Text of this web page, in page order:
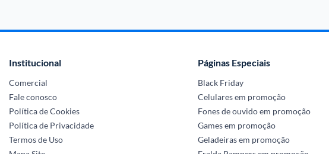
Institucional
Comercial
Fale conosco
Política de Cookies
Política de Privacidade
Termos de Uso
Páginas Especiais
Black Friday
Celulares em promoção
Fones de ouvido em promoção
Games em promoção
Geladeiras em promoção